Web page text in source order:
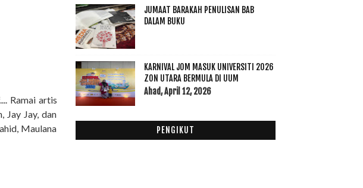
Ramai artis
Jay Jay, dan
Maulana
Hari Sukan Negara 2016
Bila Bawa Anak-anak ke Majlis Formal
PEMENANG AYIFF2016
Musim Demam
Dah Setahun Lebih Tanpa Smartphone
AYIFF 2016 PLATFORM IKTIRAF PENGGIAT SENI INDIE
►Ogos(3)
JUMAAT BARAKAH PENULISAN BAB
DALAM BUKU
KARNIVAL JOM MASUK UNIVERSITI 2026
ZON UTARA BERMULA DI UUM
Ahad, April 12, 2026
PENGIKUT